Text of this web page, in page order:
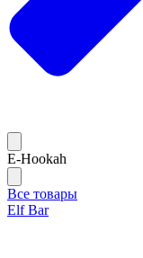
E-Hookah
Все товары
Elf Bar